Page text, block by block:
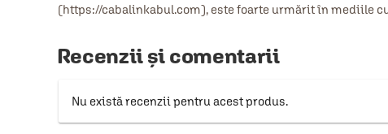
(https://cabalinkabul.com), este foarte urmărit în mediile
Recenzii și comentarii
Nu există recenzii pentru acest produs.